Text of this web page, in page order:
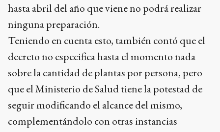
hasta abril del año que viene no podrá realizar
ninguna preparación.
Teniendo en cuenta esto, también contó que el
decreto no especifica hasta el momento nada
sobre la cantidad de plantas por persona, pero
que el Ministerio de Salud tiene la potestad de
seguir modificando el alcance del mismo,
complementándolo con otras instancias